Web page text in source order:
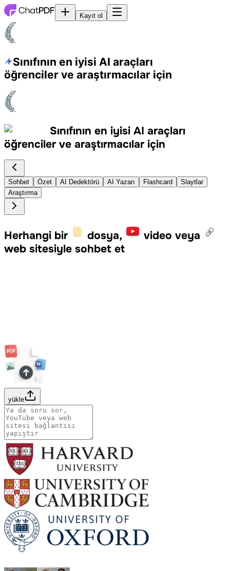
Kayıt ol
Sınıfının en iyisi AI araçları
öğrenciler ve araştırmacılar için
Sınıfının en iyisi AI araçları
öğrenciler ve araştırmacılar için
Sohbet Özet AI Dedektörü AI Yazarı Flashcard
Slaytlar
Araştırma
Herhangi bir dosya,
video veya
web sitesiyle sohbet et
yükle